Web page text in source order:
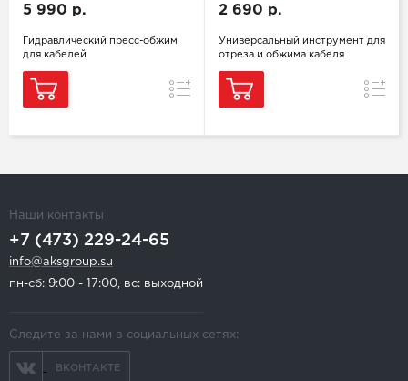
5 990 р.
Гидравлический пресс-обжим
для кабелей
Сравнение
2 690 р.
Универсальный инструмент для
отреза и обжима кабеля
Наши контакты
+7 (473) 229-24-65
info@aksgroup.su
пн-сб: 9:00 - 17:00, вс: выходной
Следите за нами в социальных сетях:
ВКОНТАКТЕ